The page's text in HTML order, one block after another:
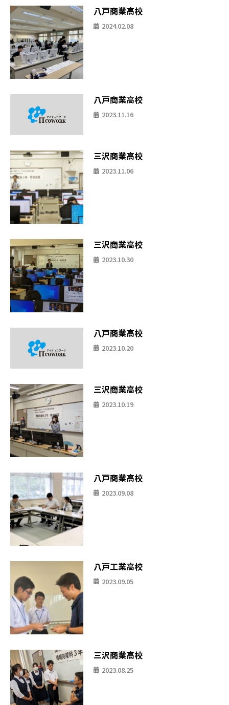
八戸商業高校
2024.02.08
八戸商業高校
2023.11.16
三沢商業高校
2023.11.06
三沢商業高校
2023.10.30
八戸商業高校
2023.10.20
三沢商業高校
2023.10.19
八戸商業高校
2023.09.08
八戸工業高校
2023.09.05
三沢商業高校
2023.08.25